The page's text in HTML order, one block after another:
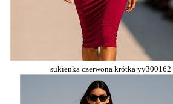
sukienka czerwona krótka yy300162